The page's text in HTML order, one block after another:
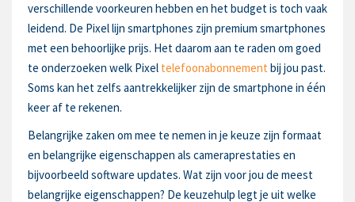
verschillende voorkeuren hebben en het budget is toch vaak
leidend. De Pixel lijn smartphones zijn premium smartphones
met een behoorlijke prijs. Het daarom aan te raden om goed
te onderzoeken welk Pixel telefoonabonnement bij jou past.
Soms kan het zelfs aantrekkelijker zijn de smartphone in één
keer af te rekenen.
Belangrijke zaken om mee te nemen in je keuze zijn formaat
en belangrijke eigenschappen als cameraprestaties en
bijvoorbeeld software updates. Wat zijn voor jou de meest
belangrijke eigenschappen? De keuzehulp legt je uit welke